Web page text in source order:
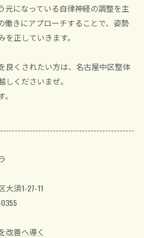
元になっている自律神経の調整を主
働きにアプローチすることで、姿勢
正していきます。
良くされたい方は、名古屋中区整体
しくださいまぜ。
須1-27-11
改善へ導く